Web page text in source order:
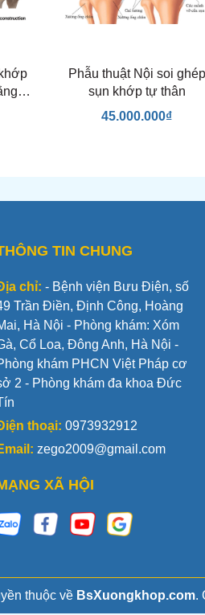
Phẫu thuật Nội soi ghép
sụn khớp tự thân
45.000.000₫
TIN CHUNG
chỉ: - Bệnh viện Bưu Điện, số
Trần Điền, Định Công, Hoàng
Hà Nội - Phòng khám: Xóm
Cổ Loa, Đông Anh, Hà Nội -
khám PHCN Việt Pháp cơ
2 - Phòng khám đa khoa Đức
thoại: 0973932912
zego2009@gmail.com
XÃ HỘI
thuộc về BsXuongkhop.com.